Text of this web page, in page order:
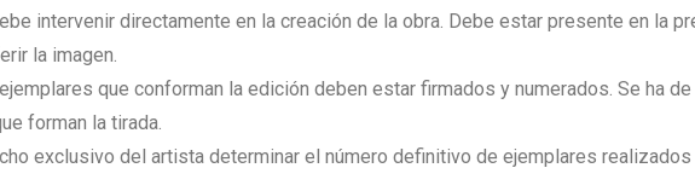
intervenir directamente en la creación de la obra. Debe estar presente en la
la imagen.
que conforman la edición deben estar firmados y numerados. Se ha
forman la tirada.
exclusivo del artista determinar el número definitivo de ejemplares